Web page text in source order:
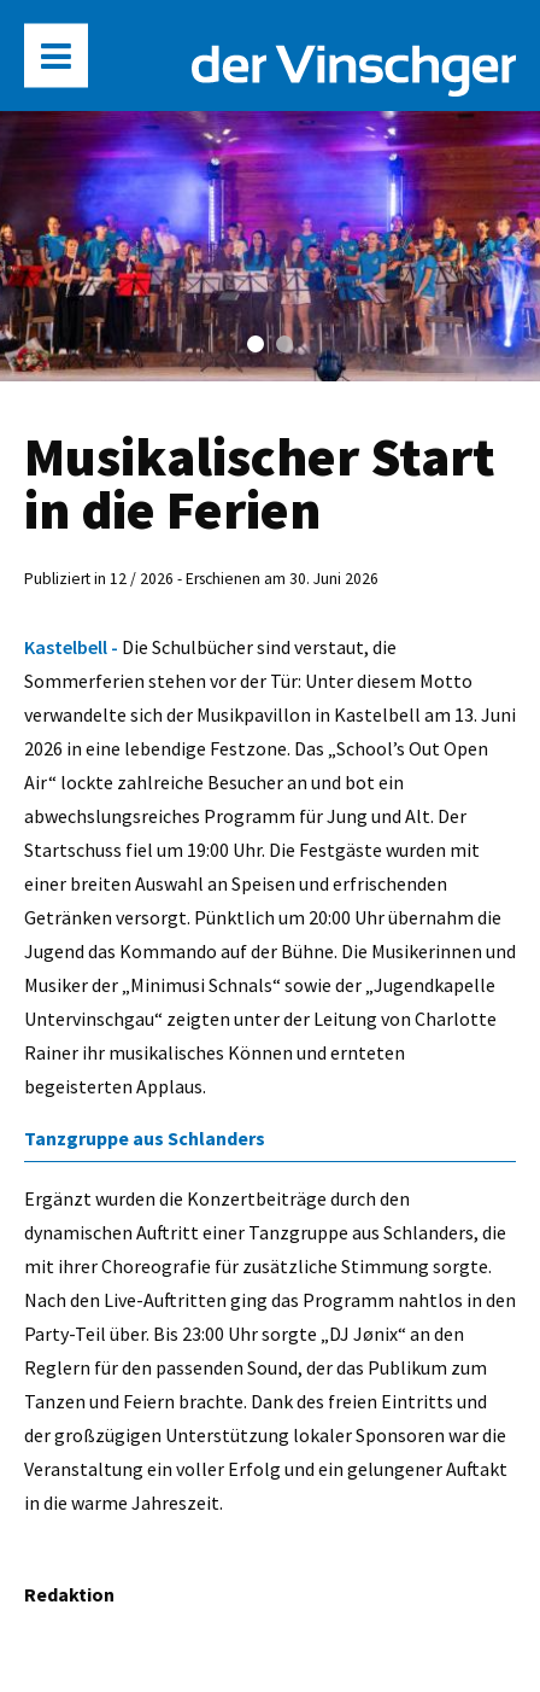
Musikalischer Start
in die Ferien
Publiziert in 12 / 2026 - Erschienen am 30. Juni 2026
Kastelbell - Die Schulbücher sind verstaut, die
Sommerferien stehen vor der Tür: Unter diesem Motto
verwandelte sich der Musikpavillon in Kastelbell am 13. Juni
2026 in eine lebendige Festzone. Das „School’s Out Open
Air“ lockte zahlreiche Besucher an und bot ein
abwechslungsreiches Programm für Jung und Alt. Der
Startschuss fiel um 19:00 Uhr. Die Festgäste wurden mit
einer breiten Auswahl an Speisen und erfrischenden
Getränken versorgt. Pünktlich um 20:00 Uhr übernahm die
Jugend das Kommando auf der Bühne. Die Musikerinnen und
Musiker der „Minimusi Schnals“ sowie der „Jugendkapelle
Untervinschgau“ zeigten unter der Leitung von Charlotte
Rainer ihr musikalisches Können und ernteten
begeisterten Applaus.
Tanzgruppe aus Schlanders
Ergänzt wurden die Konzertbeiträge durch den
dynamischen Auftritt einer Tanzgruppe aus Schlanders, die
mit ihrer Choreografie für zusätzliche Stimmung sorgte.
Nach den Live-Auftritten ging das Programm nahtlos in den
Party-Teil über. Bis 23:00 Uhr sorgte „DJ Jønix“ an den
Reglern für den passenden Sound, der das Publikum zum
Tanzen und Feiern brachte. Dank des freien Eintritts und
der großzügigen Unterstützung lokaler Sponsoren war die
Veranstaltung ein voller Erfolg und ein gelungener Auftakt
in die warme Jahreszeit.
Redaktion